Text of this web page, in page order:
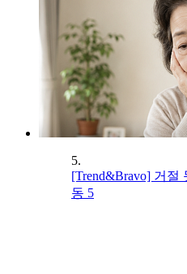
5.
[Trend&Bravo] 거절
동 5